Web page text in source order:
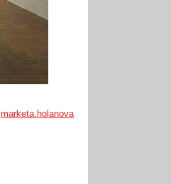
marketa.holanova